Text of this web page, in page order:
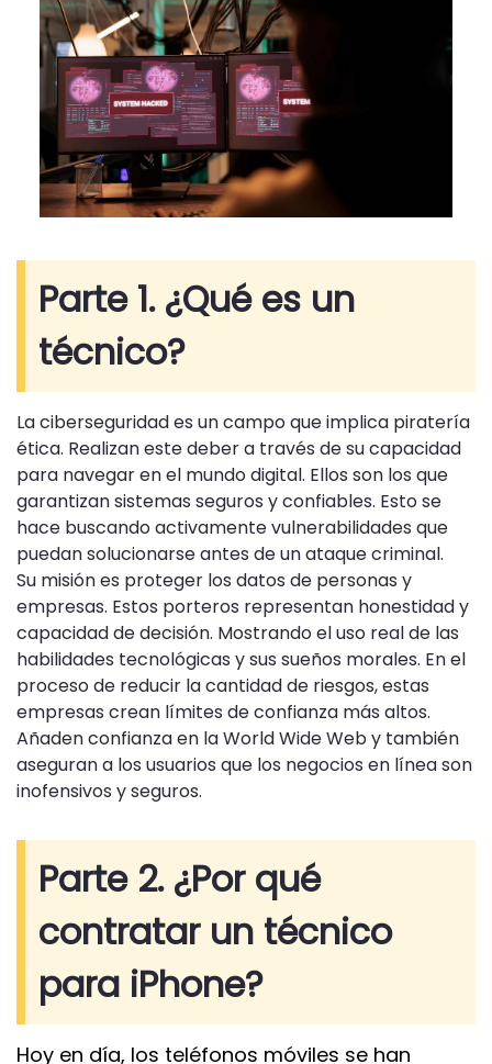
Parte 1. ¿Qué es un
técnico?
La ciberseguridad es un campo que implica piratería
ética. Realizan este deber a través de su capacidad
para navegar en el mundo digital. Ellos son los que
garantizan sistemas seguros y confiables. Esto se
hace buscando activamente vulnerabilidades que
puedan solucionarse antes de un ataque criminal.
Su misión es proteger los datos de personas y
empresas. Estos porteros representan honestidad y
capacidad de decisión. Mostrando el uso real de las
habilidades tecnológicas y sus sueños morales. En el
proceso de reducir la cantidad de riesgos, estas
empresas crean límites de confianza más altos.
Añaden confianza en la World Wide Web y también
aseguran a los usuarios que los negocios en línea son
inofensivos y seguros.
Parte 2. ¿Por qué
contratar un técnico
para iPhone?
Hoy en día, los teléfonos móviles se han